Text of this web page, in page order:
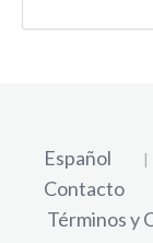
Español |
Contacto
Términos y